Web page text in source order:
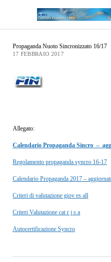
Propaganda Nuoto Sincronizzato 16/17
17 FEBBRAIO 2017
Allegato:
Calendario Propaganda Sincro –
Regolamento propaganda syncro 16-17
Calendario Propaganda 2017 –
Criteri di valutazione giov es all
Criteri Valutazione cat r j s a
Autocertificazione Syncro